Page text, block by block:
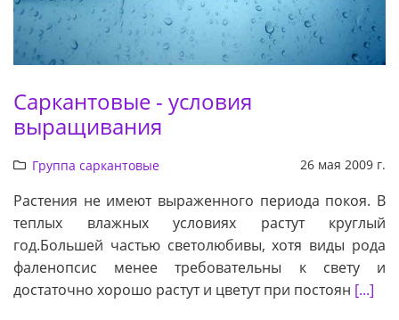
Cаркантовые - условия
выращивания
Группа саркантовые 26 мая 2009 г.
Растения не имеют выраженного периода покоя. В
теплых влажных условиях растут круглый
год.Большей частью светолюбивы, хотя виды рода
фаленопсис менее требовательны к свету и
достаточно хорошо растут и цветут при постоян [...]